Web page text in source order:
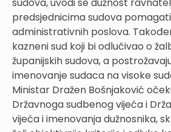
predsjednicima sudova
administrativnih poslova.
kazneni sud koji bi odlučivao o
županijskih sudova, a
imenovanje sudaca na visoke
Ministar Dražen Bošnjaković
Državnoga sudbenog vijeća i
vijeća i imenovanja dužnosnika,